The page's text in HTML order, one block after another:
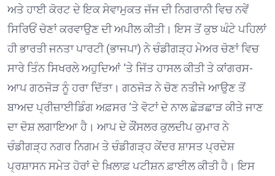
ਅਤੇ ਹਾਈ ਕੋਰਟ ਦੇ ਇਕ ਸੇਵਾਮੁਕਤ ਜੱਜ ਦੀ ਨਿਗਰਾਨੀ ਵਿਚ ਨਵੇਂ
ਸਿਰਿਓਂ ਚੋਣਾਂ ਕਰਵਾਉਣ ਦੀ ਅਪੀਲ ਕੀਤੀ। ਇਸ ਤੋਂ ਕੁਝ ਘੰਟੇ ਪਹਿਲਾਂ
ਹੀ ਭਾਰਤੀ ਜਨਤਾ ਪਾਰਟੀ (ਭਾਜਪਾ) ਨੇ ਚੰਡੀਗੜ੍ਹ ਮੇਅਰ ਚੋਣਾਂ ਵਿਚ
ਸਾਰੇ ਤਿੰਨ ਸਿਖਰਲੇ ਅਹੁਦਿਆਂ ‘ਤੇ ਜਿੱਤ ਹਾਸਲ ਕੀਤੀ ਤੇ ਕਾਂਗਰਸ-
ਆਪ ਗਠਜੋੜ ਨੂੰ ਹਰਾ ਦਿੱਤਾ। ਗਠਜੋੜ ਨੇ ਚੋਣ ਨਤੀਜੇ ਆਉਣ ਤੋਂ
ਬਾਅਦ ਪ੍ਰੀਜ਼ਾਈਡਿੰਗ ਅਫ਼ਸਰ ‘ਤੇ ਵੋਟਾਂ ਦੇ ਨਾਲ ਛੇੜਛਾੜ ਕੀਤੇ ਜਾਣ
ਦਾ ਦੋਸ਼ ਲਗਾਇਆ ਹੈ। ਆਪ ਦੇ ਕੌਂਸਲਰ ਕੁਲਦੀਪ ਕੁਮਾਰ ਨੇ
ਚੰਡੀਗੜ੍ਹ ਨਗਰ ਨਿਗਮ ਤੇ ਚੰਡੀਗੜ੍ਹ ਕੇਂਦਰ ਸ਼ਾਸਤ ਪ੍ਰਦੇਸ਼
ਪ੍ਰਸ਼ਾਸਨ ਸਮੇਤ ਹੋਰਾਂ ਦੇ ਖ਼ਿਲਾਫ਼ ਪਟੀਸ਼ਨ ਫ਼ਾਈਲ ਕੀਤੀ ਹੈ। ਇਸ